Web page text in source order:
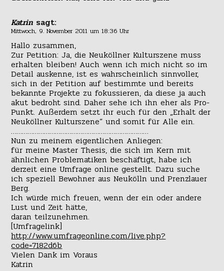
Katrin sagt:
Mittwoch, 9. November 2011 um 18:36 Uhr
Hallo zusammen,
Zur Petition: Ja, die Neuköllner Kulturszene muss
erhalten bleiben! Auch wenn ich mich nicht so im
Detail auskenne, ist es wahrscheinlich sinnvoller,
sich in der Petition auf bestimmte und bereits
bekannte Projekte zu fokussieren, da diese ja auch
akut bedroht sind. Daher sehe ich ihn eher als Pro-
Punkt. Außerdem setzt ihr euch für den „Erhalt der
Neuköllner Kulturszene“ und somit für Alle ein.
…………………………………………………………………
Nun zu meinem eigentlichen Anliegen:
für meine Master Thesis, die sich im Kern mit
ähnlichen Problematiken beschäftigt, habe ich
derzeit eine Umfrage online gestellt. Dazu suche
ich speziell Bewohner aus Neukölln und Prenzlauer
Berg.
Ich würde mich freuen, wenn der ein oder andere
Lust und Zeit hätte,
daran teilzunehmen.
[Umfragelink]
http://www.umfrageonline.com/live.php?
code=7182d6b
Vielen Dank im Voraus
Katrin